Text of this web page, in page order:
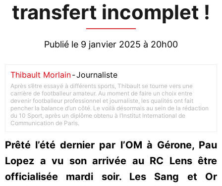
transfert incomplet !
Publié le 9 janvier 2025 à 20h00
Thibault Morlain-Journaliste
Après s’être essayé à différents sports, Thibault se tourne vers une
carrière de footballeur amateur. Au moment de faire un choix entre
devenir footballeur professionnel et journaliste, les qualités ont fait
pencher la balance d’un côté. Le voilà désormais au sein de la rédaction
du 10 Sport, après un diplôme obtenu à l’Institut International de
Communication de Paris.
Prêté l’été dernier par l’OM à Gérone, Pau
Lopez a vu son arrivée au RC Lens être
officialisée mardi soir. Les Sang et Or